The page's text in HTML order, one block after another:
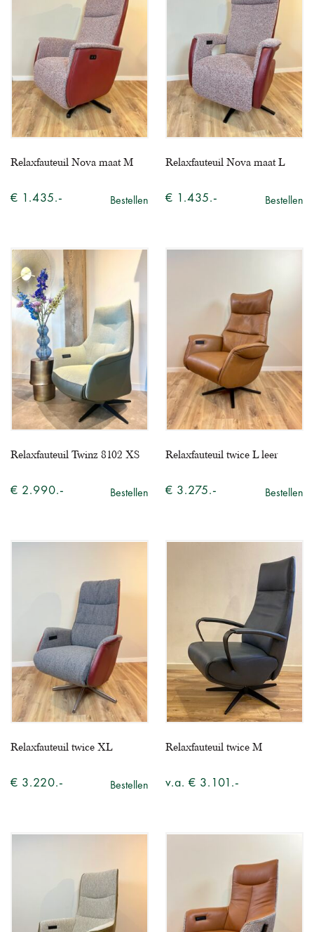
Relaxfauteuil Nova maat M
€ 1.435.- Bestellen
Relaxfauteuil Nova maat L
€ 1.435.- Bestellen
Relaxfauteuil Twinz 8102 XS
€ 2.990.- Bestellen
Relaxfauteuil twice L leer
€ 3.275.- Bestellen
Relaxfauteuil twice XL
€ 3.220.- Bestellen
Relaxfauteuil twice M
v.a. € 3.101.-